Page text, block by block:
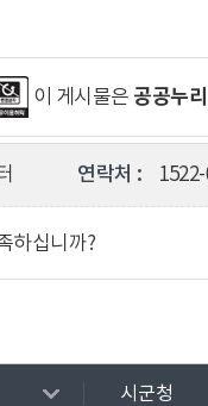
이 게시물은 공공누
연락처 :
하십니까?
시군청